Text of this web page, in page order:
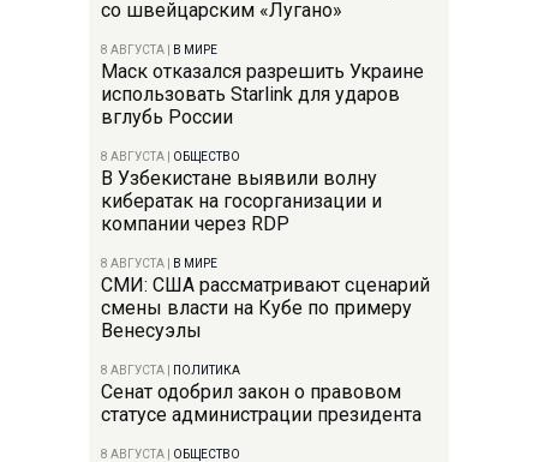
со швейцарским «Лугано»
8 АВГУСТА В МИРЕ
Маск отказался разрешить Украине
использовать Starlink для ударов
вглубь России
8 АВГУСТА ОБЩЕСТВО
В Узбекистане выявили волну
кибератак на госорганизации и
компании через RDP
8 АВГУСТА В МИРЕ
СМИ: США рассматривают сценарий
смены власти на Кубе по примеру
Венесуэлы
8 АВГУСТА ПОЛИТИКА
Сенат одобрил закон о правовом
статусе администрации президента
8 АВГУСТА ОБЩЕСТВО